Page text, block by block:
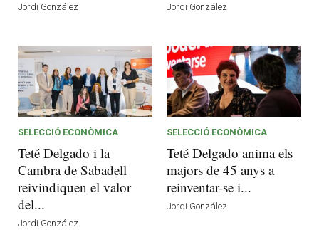
Jordi González Jordi González
SELECCIÓ ECONÒMICA
Teté Delgado i la
Cambra de Sabadell
reivindiquen el valor
del...
Jordi González
SELECCIÓ ECONÒMICA
Teté Delgado anima els
majors de 45 anys a
reinventar-se i...
Jordi González